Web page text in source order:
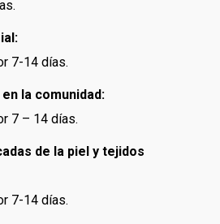
7-14 días.
la comunidad:
7 – 14 días.
de la piel y tejidos
7-14 días.